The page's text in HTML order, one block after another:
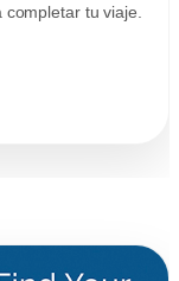
tu viaje.